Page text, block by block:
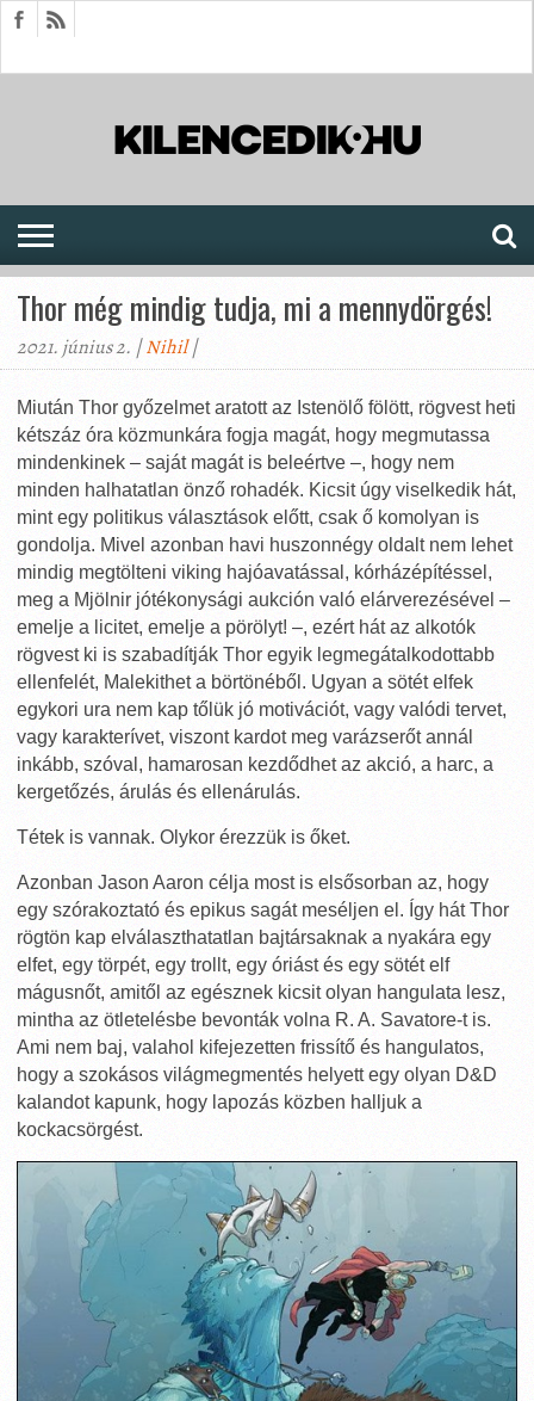
Thor még mindig tudja, mi a mennydörgés!
2021. június 2. |Nihil|
Miután Thor győzelmet aratott az Istenölő fölött, rögvest heti
kétszáz óra közmunkára fogja magát, hogy megmutassa
mindenkinek – saját magát is beleértve –, hogy nem
minden halhatatlan önző rohadék. Kicsit úgy viselkedik hát,
mint egy politikus választások előtt, csak ő komolyan is
gondolja. Mivel azonban havi huszonnégy oldalt nem lehet
mindig megtölteni viking hajóavatással, kórházépítéssel,
meg a Mjölnir jótékonysági aukción való elárverezésével –
emelje a licitet, emelje a pörölyt! –, ezért hát az alkotók
rögvest ki is szabadítják Thor egyik legmegátalkodottabb
ellenfelét, Malekithet a börtönéből. Ugyan a sötét elfek
egykori ura nem kap tőlük jó motivációt, vagy valódi tervet,
vagy karakterívet, viszont kardot meg varázserőt annál
inkább, szóval, hamarosan kezdődhet az akció, a harc, a
kergetőzés, árulás és ellenárulás.
Tétek is vannak. Olykor érezzük is őket.
Azonban Jason Aaron célja most is elsősorban az, hogy
egy szórakoztató és epikus sagát meséljen el. Így hát Thor
rögtön kap elválaszthatatlan bajtársaknak a nyakára egy
elfet, egy törpét, egy trollt, egy óriást és egy sötét elf
mágusnőt, amitől az egésznek kicsit olyan hangulata lesz,
mintha az ötletelésbe bevonták volna R. A. Savatore-t is.
Ami nem baj, valahol kifejezetten frissítő és hangulatos,
hogy a szokásos világmegmentés helyett egy olyan D&D
kalandot kapunk, hogy lapozás közben halljuk a
kockacsörgést.